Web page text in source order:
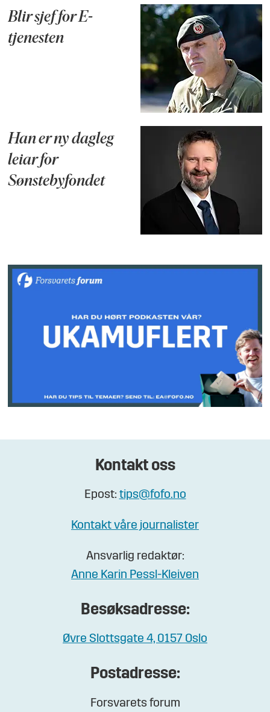
Blir sjef for E-
tjenesten
Han er ny dagleg
leiar for
Sønstebyfondet
Kontakt oss
Epost: tips@fofo.no
Kontakt våre journalister
Ansvarlig redaktør:
Anne Karin Pessl-Kleiven
Besøksadresse:
Øvre Slottsgate 4, 0157 Oslo
Postadresse:
Forsvarets forum